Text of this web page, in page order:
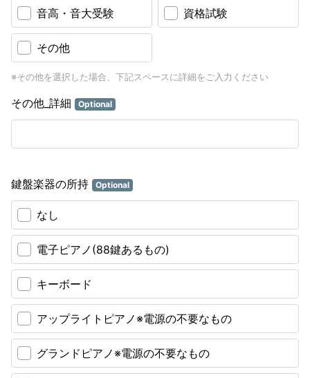
音高・音大受験 資格試験
その他
※その他を選択した場合、下記スペースに詳細をご入力ください
その他_詳細 Optional
鍵盤楽器の所持 Optional
なし
電子ピアノ(88鍵あるもの)
キーボード
アップライトピアノ※電源の不要なもの
グランドピアノ※電源の不要なもの